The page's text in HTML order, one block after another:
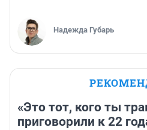
Надежда Губарь
«Это тот, кого ты
приговорили к 22